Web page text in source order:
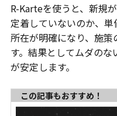
R-Karteを使うと、新規
定着していないのか、
所在が明確になり、施
す。結果としてムダの
が安定します。
この記事もおすすめ！